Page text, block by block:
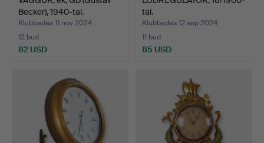
Becker), 1940-tal.
Klubbades 11 nov 2024
12 bud
82 USD
tal.
Klubbades 12 sep 2024
11 bud
85 USD